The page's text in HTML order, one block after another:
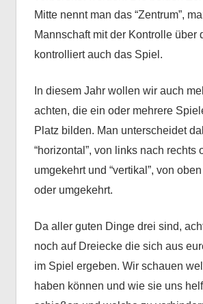
Mitte nennt man das “Zentrum”,
Mannschaft mit der Kontrolle über
kontrolliert auch das Spiel.
In diesem Jahr wollen wir auch
achten, die ein oder mehrere
Platz bilden. Man unterscheidet
“horizontal”, von links nach rechts
umgekehrt und “vertikal”, von
oder umgekehrt.
Da aller guten Dinge drei sind,
noch auf Dreiecke die sich aus
im Spiel ergeben. Wir schauen
haben können und wie sie uns